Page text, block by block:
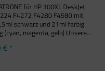
für HP 300XL DeskJet
F4272 F4280 F4580 mit
schwarz und 21ml farbig
magenta, gelb) Unsere...
€ *